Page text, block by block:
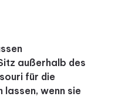
außerhalb des
für die
wenn sie